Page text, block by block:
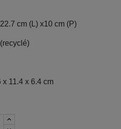
cm (L) x10 cm (P)
x 11.4 x 6.4 cm